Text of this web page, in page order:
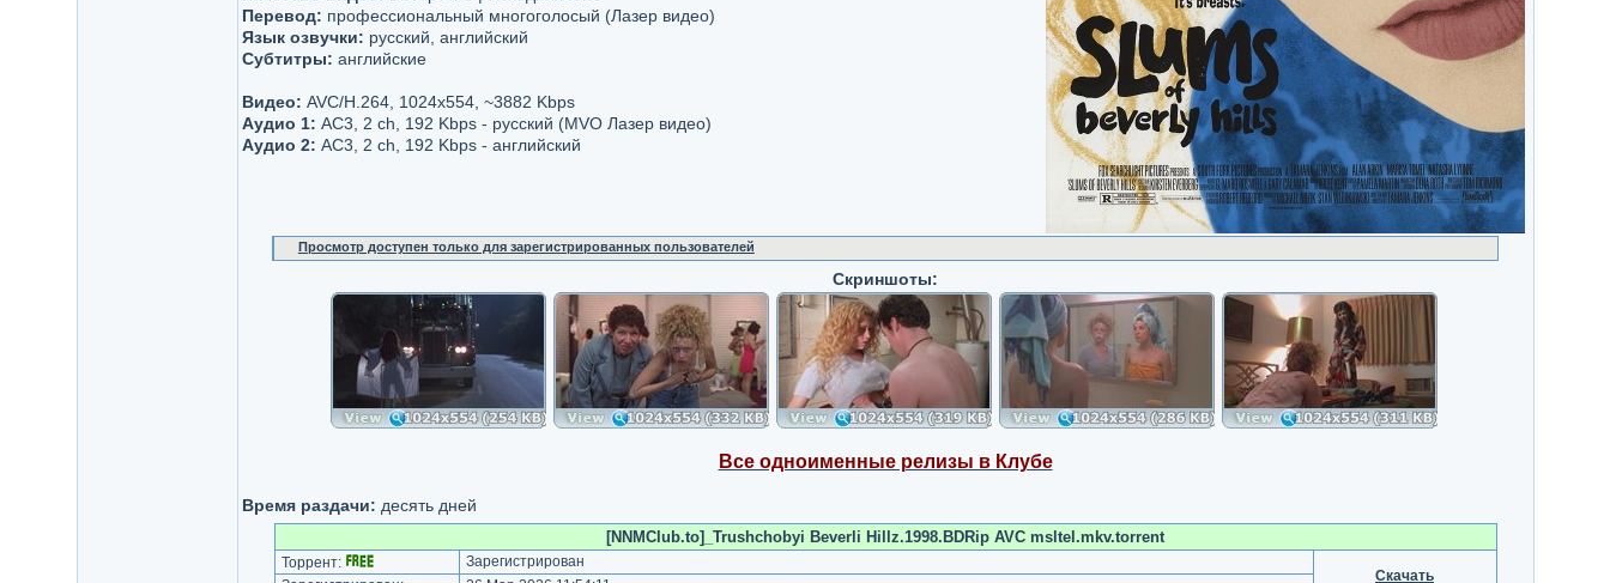
Перевод: профессиональный многоголосый (Лазер видео)
Язык озвучки: русский, английский
Субтитры: английские
Видео: AVC/H.264, 1024x554, ~3882 Kbps
Аудио 1: AC3, 2 ch, 192 Kbps - русский (MVO Лазер видео)
Аудио 2: AC3, 2 ch, 192 Kbps - английский
Просмотр доступен только для зарегистрированных пользователей
Скриншоты:
Все одноименные релизы в Клубе
Время раздачи: десять дней
[NNMClub.to]_Trushchobyi Beverli Hillz.1998.BDRip AVC msltel.mkv.torrent
Торрент:
Зарегистрирован
Скачать